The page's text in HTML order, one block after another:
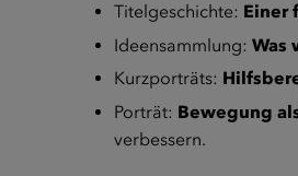
Titelgeschichte: Einer
Ideensammlung: Was
Kurzporträts:
Porträt: Bewegung
verbessern.